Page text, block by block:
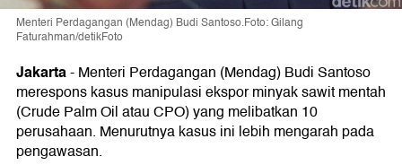
Menteri Perdagangan (Mendag) Budi Santoso.Foto: Gilang
Faturahman/detikFoto
Jakarta-Menteri Perdagangan (Mendag) Budi Santoso
merespons kasus manipulasi ekspor minyak sawit mentah
(Crude Palm Oil atau CPO) yang melibatkan 10
perusahaan. Menurutnya kasus ini lebih mengarah pada
pengawasan.